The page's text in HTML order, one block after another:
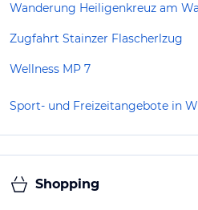
Wanderung Heiligenkreuz am
Zugfahrt Stainzer Flascherlzug
Wellness MP 7
Sport- und Freizeitangebote in
Shopping